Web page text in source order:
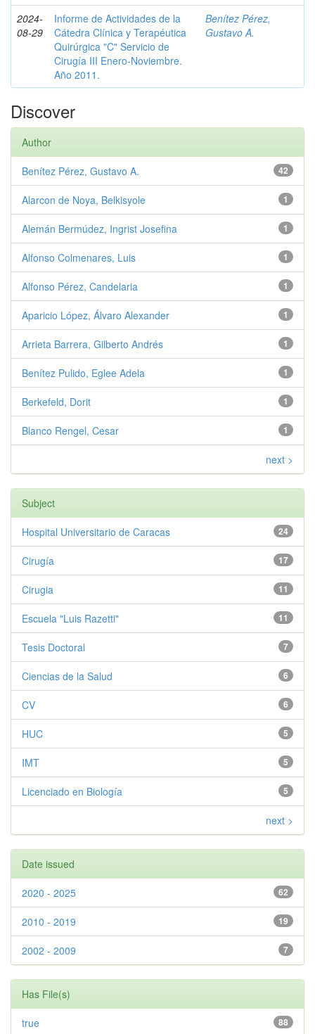
2024-
08-29
Informe de Actividades de la
Cátedra Clínica y Terapéutica
Quirúrgica "C" Servicio de
Cirugía III Enero-Noviembre.
Año 2011.
Benítez Pérez,
Gustavo A.
Discover
Author
42
Benítez Pérez, Gustavo A.
1
Alarcon de Noya, Belkisyole
1
Alemán Bermúdez, Ingrist Josefina
1
Alfonso Colmenares, Luis
1
Alfonso Pérez, Candelaria
1
Aparicio López, Álvaro Alexander
1
Arrieta Barrera, Gilberto Andrés
1
Benítez Pulido, Eglee Adela
1
Berkefeld, Dorit
1
Blanco Rengel, Cesar
next >
Subject
24
Hospital Universitario de Caracas
17
Cirugía
11
Cirugia
11
Escuela "Luis Razetti"
7
Tesis Doctoral
6
Ciencias de la Salud
6
CV
5
HUC
5
IMT
5
Licenciado en Biología
next >
Date issued
62
2020 - 2025
19
2010 - 2019
7
2002 - 2009
Has File(s)
88
true